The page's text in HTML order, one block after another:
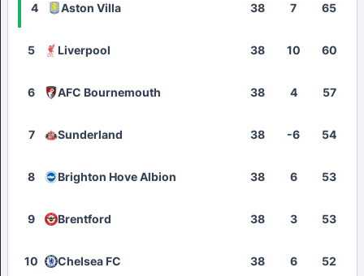
4 Aston Villa 38 7 65
5 Liverpool 38 10 60
6 AFC Bournemouth 38 4 57
7 Sunderland 38 -6 54
8 Brighton Hove Albion 38 6 53
9 Brentford 38 3 53
10 Chelsea FC 38 6 52